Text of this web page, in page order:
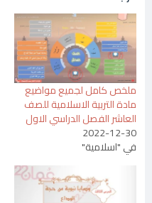
ملخص كامل لجميع مواضيع
مادة التربية الاسلامية للصف
العاشر الفصل الدراسي الاول
2022-12-30
في "اسلامية"